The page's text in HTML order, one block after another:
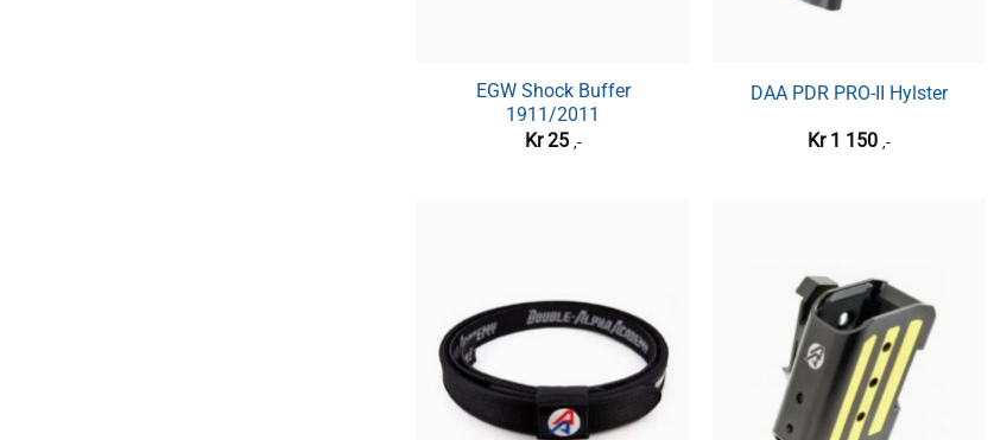
EGW Shock Buffer
1911/2011
Kr25 ,-
DAA PDR PRO-II Hylster
Kr 1 150 ,-